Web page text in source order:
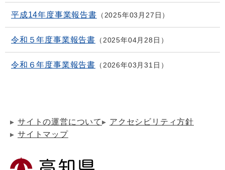
平成14年度事業報告書 2025年03月27日
令和５年度事業報告書 2025年04月28日
令和６年度事業報告書 2026年03月31日
サイトの運営について
アクセシビリティ方針
サイトマップ